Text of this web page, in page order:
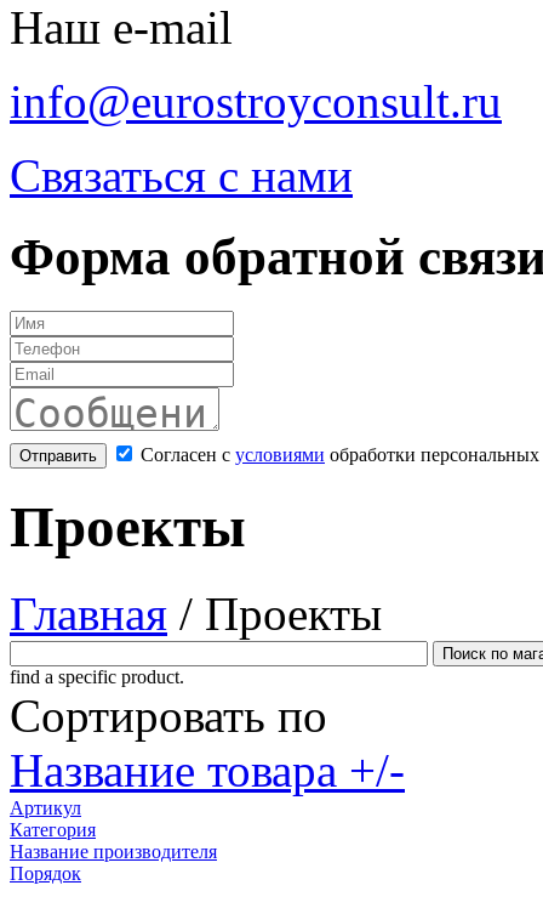
Наш e-mail
info@eurostroyconsult.ru
Связаться с нами
Форма обратной
Согласен с условиями обработки
Проекты
Главная / Проекты
find a specific product.
Сортировать по
Название товара +/-
Артикул
Категория
Название производителя
Порядок